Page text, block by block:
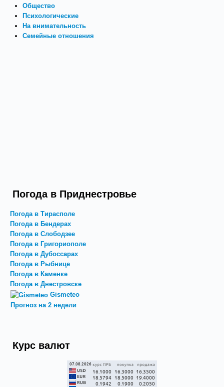
Общество
Психологические
На внимательность
Семейные отношения
Погода в Приднестровье
Погода в Тирасполе
Погода в Бендерах
Погода в Слободзее
Погода в Григориополе
Погода в Дубоссарах
Погода в Рыбнице
Погода в Каменке
Погода в Днестровске
Gismeteo
Прогноз на 2 недели
Курс валют